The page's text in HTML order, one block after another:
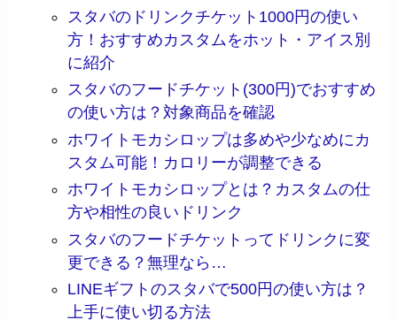
スタバのドリンクチケット1000円の使い
方！おすすめカスタムをホット・アイス別
に紹介
スタバのフードチケット(300円)でおすすめ
の使い方は？対象商品を確認
ホワイトモカシロップは多めや少なめにカ
スタム可能！カロリーが調整できる
ホワイトモカシロップとは？カスタムの仕
方や相性の良いドリンク
スタバのフードチケットってドリンクに変
更できる？無理なら…
LINEギフトのスタバで500円の使い方は？
上手に使い切る方法